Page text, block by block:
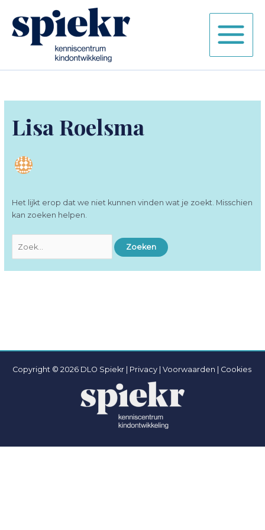
naar
Lisa Roelsma
Het lijkt erop dat we niet kunnen vinden wat je zoekt. Misschien
kan zoeken helpen.
naar:
Copyright © 2026 DLO Spiekr | Privacy | Voorwaarden | Cookies